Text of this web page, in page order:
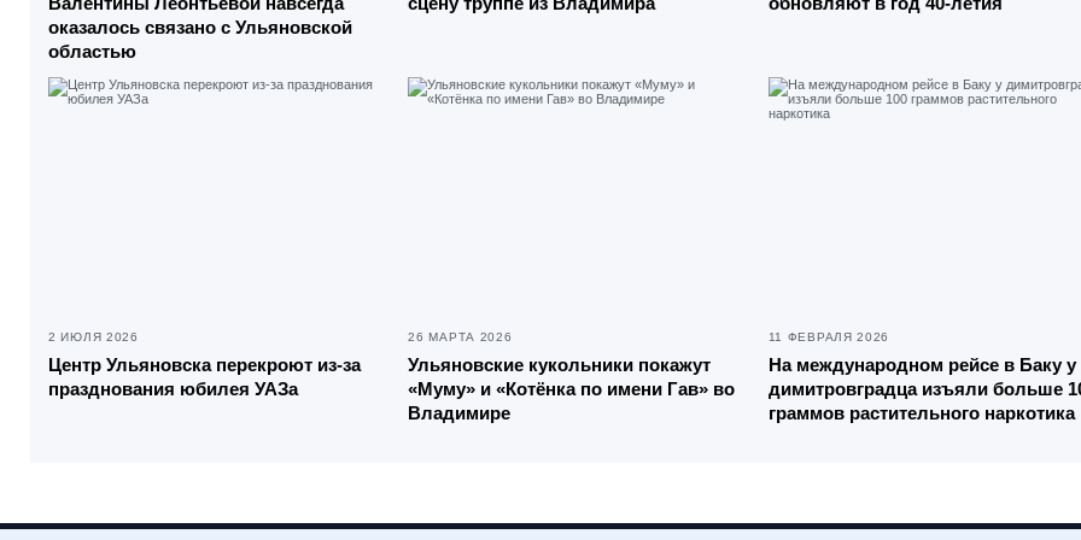
оказалось связано с Ульяновской
областью
2 ИЮЛЯ 2026
Центр Ульяновска перекроют из-за
празднования юбилея УАЗа
26 МАРТА 2026
Ульяновские кукольники покажут
«Муму» и «Котёнка по имени Гав» во
Владимире
11 ФЕВРАЛЯ 2026
На международном рейсе в Баку у
димитровградца изъяли больше
граммов растительного наркотика